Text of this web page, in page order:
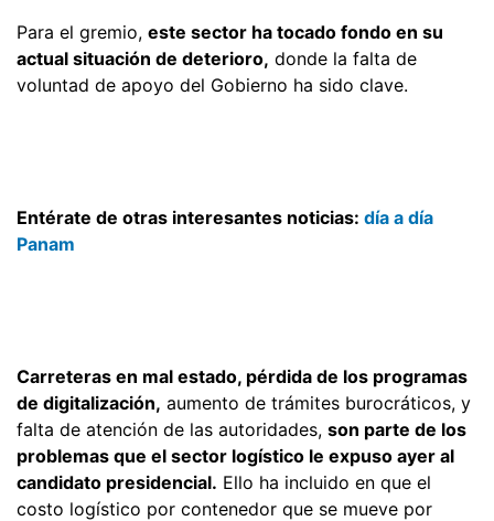
Para el gremio, este sector ha tocado fondo en su
actual situación de deterioro, donde la falta de
voluntad de apoyo del Gobierno ha sido clave.
Entérate de otras interesantes noticias: día a día
Panam
Carreteras en mal estado, pérdida de los programas
de digitalización, aumento de trámites burocráticos, y
falta de atención de las autoridades, son parte de los
problemas que el sector logístico le expuso ayer al
candidato presidencial. Ello ha incluido en que el
costo logístico por contenedor que se mueve por